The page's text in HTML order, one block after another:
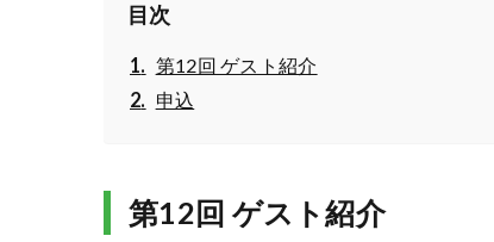
目次
第12回 ゲスト紹介
申込
第12回 ゲスト紹介